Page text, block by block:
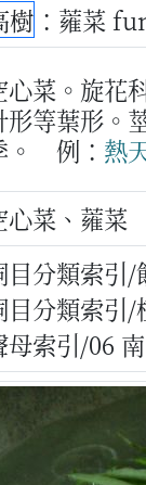
樹 ：蕹菜
心菜。旋花
形等葉形。
例： 熱
心菜、蕹菜
目分類索引/
目分類索引/
母索引/06